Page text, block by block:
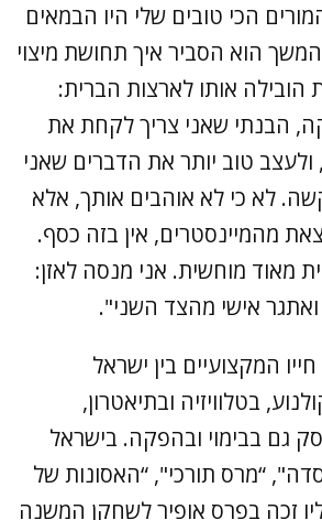
הכי טובים שלי היו הבמאים
הוא הסביר איך תחושת מיצוי
אותו לארצות הברית:
הבנתי שאני צריך לקחת את
טוב יותר את הדברים שאני
לא כי לא אוהבים אותך, אלא
מהמיינסטרים, אין בזה כסף.
מאוד מוחשית. אני מנסה לאזן:
אישי מהצד השני".
המקצועיים בין ישראל
בטלוויזיה ובתיאטרון,
גם בבימוי ובהפקה. בישראל
“מרס תורכי", “האסונות של
זכה בפרס אופיר לשחקן המשנה